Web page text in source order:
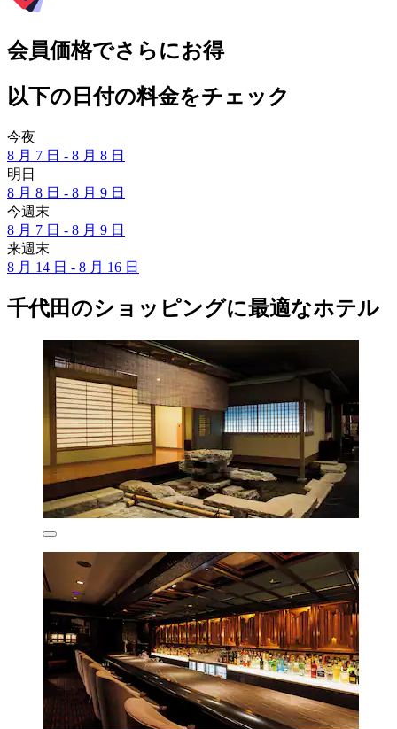
会員価格でさらにお得
以下の日付の料金をチェック
今夜
8 月 7 日 - 8 月 8 日
明日
8 月 8 日 - 8 月 9 日
今週末
8 月 7 日 - 8 月 9 日
来週末
8 月 14 日 - 8 月 16 日
千代田のショッピングに最適なホテル